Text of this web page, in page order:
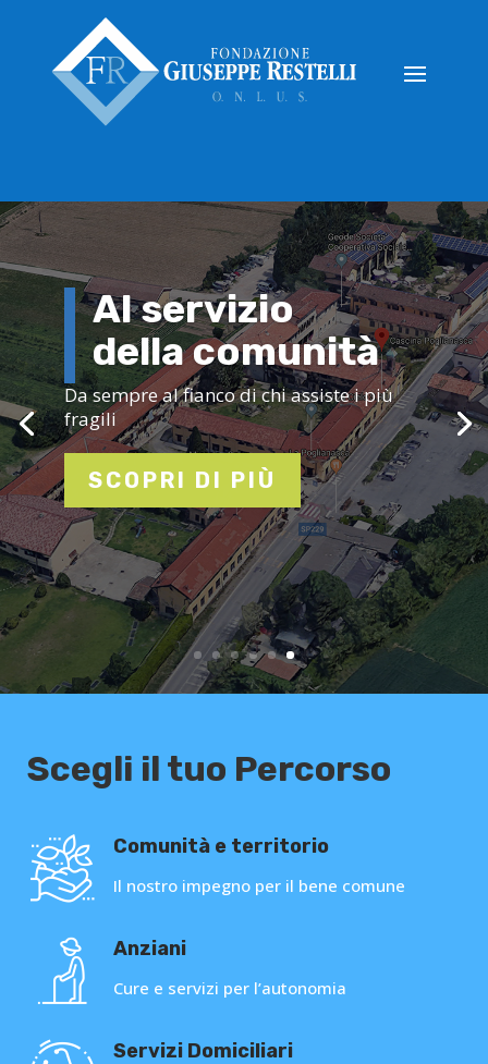
Al servizio
della comunità
Da sempre al fianco di chi assiste i più
fragili
SCOPRI DI PIÙ
Scegli il tuo Percorso
Comunità e territorio
Il nostro impegno per il bene comune
Anziani
Cure e servizi per l’autonomia
Servizi Domiciliari